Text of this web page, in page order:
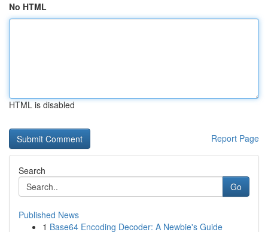
No HTML
HTML is disabled
Report Page
Search
Go
Published News
1 Base64 Encoding Decoder: A Newbie's Guide